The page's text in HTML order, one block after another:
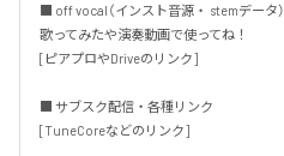
■ off vocal（インスト音源・ stemデータ）
歌ってみたや演奏動画で使ってね！
[ピアプロやDriveのリンク]
■ サブスク配信・各種リンク
[TuneCoreなどのリンク]